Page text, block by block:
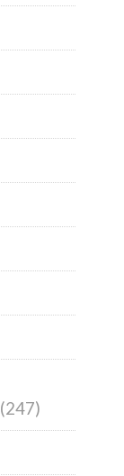
(247)